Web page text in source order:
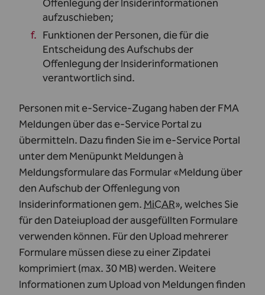
Offenlegung der Insiderinformationen
aufzuschieben;
Funktionen der Personen, die für die
Entscheidung des Aufschubs der
Offenlegung der Insiderinformationen
verantwortlich sind.
Personen mit e-Service-Zugang haben der FMA
Meldungen über das e-Service Portal zu
übermitteln. Dazu finden Sie im e-Service Portal
unter dem Menüpunkt Meldungen à
Meldungsformulare das Formular «Meldung über
den Aufschub der Offenlegung von
Insiderinformationen gem. MiCAR», welches Sie
für den Dateiupload der ausgefüllten Formulare
verwenden können. Für den Upload mehrerer
Formulare müssen diese zu einer Zipdatei
komprimiert (max. 30 MB) werden. Weitere
Informationen zum Upload von Meldungen finden